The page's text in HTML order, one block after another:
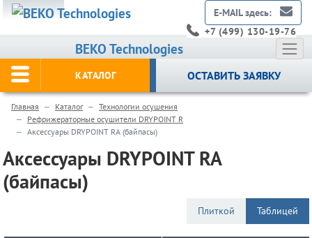
BEKO Technologies
E-MAIL здесь:
+7 (499) 130-19-76
КАТАЛОГ ОСТАВИТЬ ЗАЯВКУ
Главная Каталог
Технологии осушения
Рефрижераторные осушители DRYPOINT R
Аксессуары DRYPOINT RA (байпасы)
Аксессуары DRYPOINT RA
(байпасы)
Плиткой Таблицей